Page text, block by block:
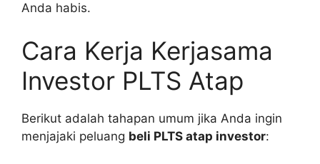
Anda habis.
Cara Kerja Kerjasama
Investor PLTS Atap
Berikut adalah tahapan umum jika Anda ingin
menjajaki peluang beli PLTS atap investor: